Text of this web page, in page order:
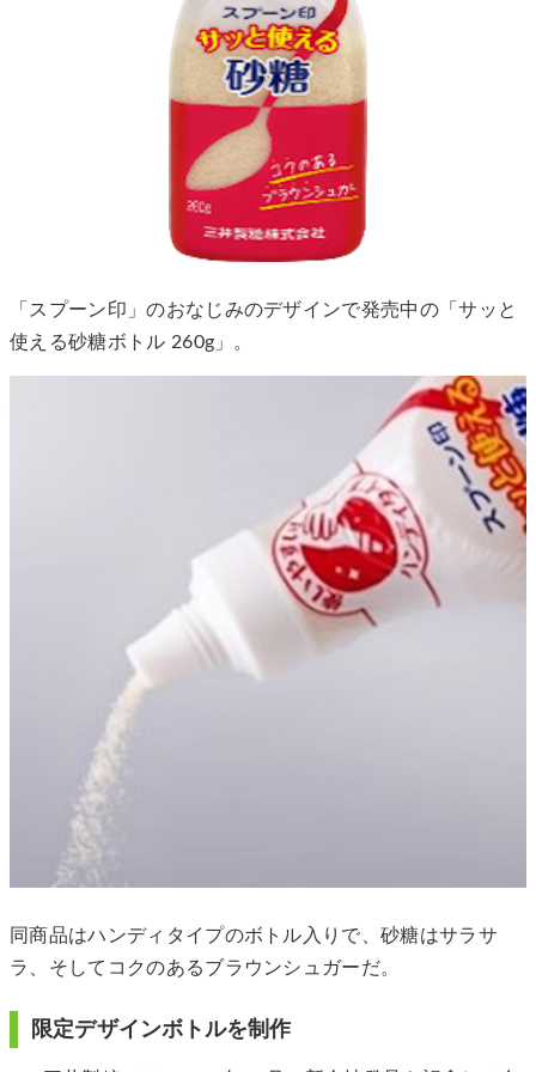
「スプーン印」のおなじみのデザインで発売中の「サッと
使える砂糖ボトル 260g」。
同商品はハンディタイプのボトル入りで、砂糖はサラサ
ラ、そしてコクのあるブラウンシュガーだ。
限定デザインボトルを制作